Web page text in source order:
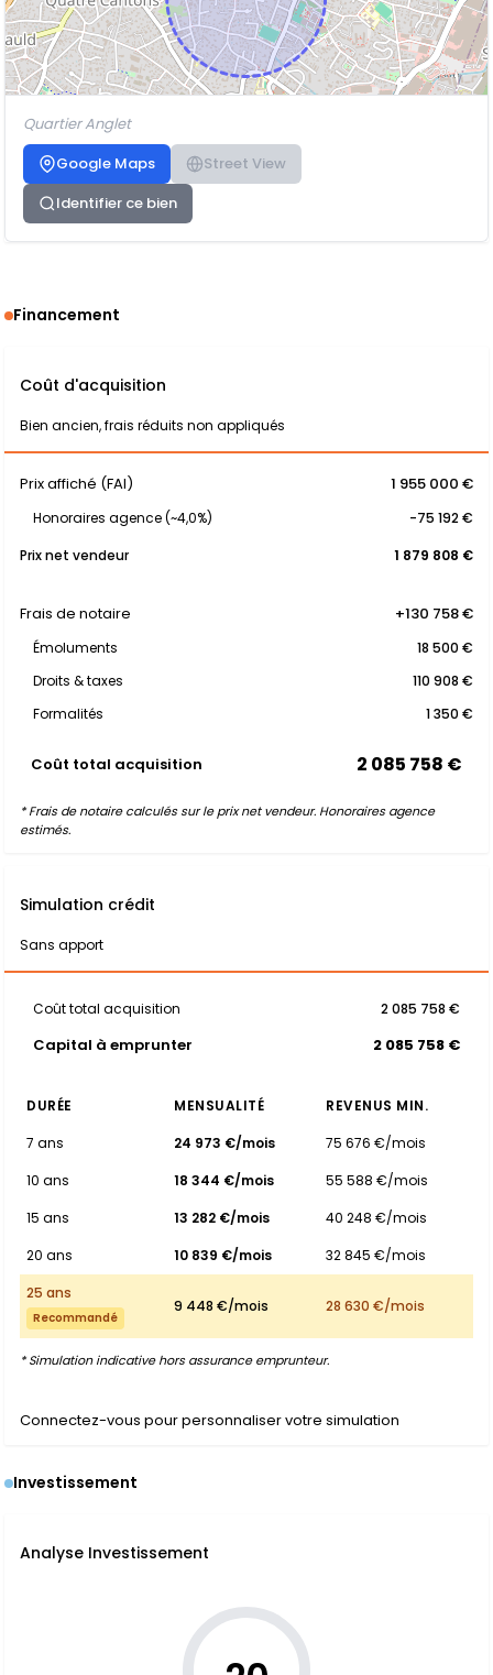
Quartier Anglet
Google Maps
Street View
Identifier ce bien
Financement
Coût d'acquisition
Bien ancien, frais réduits non appliqués
Prix affiché (FAI) 1 955 000 €
Honoraires agence (~4,0%)
-75 192 €
Prix net vendeur
1 879 808 €
Frais de notaire +130 758 €
Émoluments
18 500 €
Droits & taxes
110 908 €
Formalités
1 350 €
Coût total acquisition 2 085 758 €
* Frais de notaire calculés sur le prix net vendeur. Honoraires agence
estimés.
Simulation crédit
Sans apport
Coût total acquisition 2 085 758 €
Capital à emprunter 2 085 758 €
DURÉE MENSUALITÉ
REVENUS MIN.
7 ans
24 973 €/mois
75 676 €/mois
10 ans
18 344 €/mois
55 588 €/mois
15 ans
13 282 €/mois
40 248 €/mois
20 ans
10 839 €/mois
32 845 €/mois
25 ans
Recommandé
9 448 €/mois 28 630 €/mois
* Simulation indicative hors assurance emprunteur.
Connectez-vous pour personnaliser votre simulation
Investissement
Analyse Investissement